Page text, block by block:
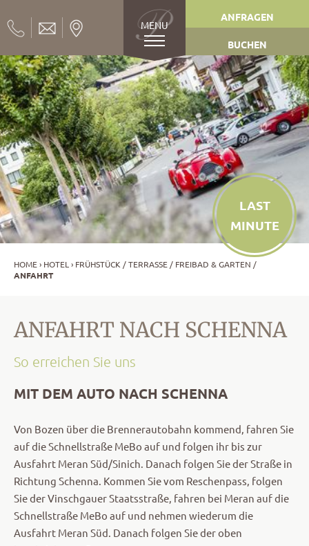
MENU
ANFRAGEN
BUCHEN
LAST
MINUTE
HOME HOTEL FRÜHSTÜCK TERRASSE
FREIBAD & GARTEN
ANFAHRT
ANFAHRT NACH SCHENNA
So erreichen Sie uns
MIT DEM AUTO NACH SCHENNA
Von Bozen über die Brennerautobahn kommend, fahren Sie
auf die Schnellstraße MeBo auf und folgen ihr bis zur
Ausfahrt Meran Süd/Sinich. Danach folgen Sie der Straße in
Richtung Schenna. Kommen Sie vom Reschenpass, folgen
Sie der Vinschgauer Staatsstraße, fahren bei Meran auf die
Schnellstraße MeBo auf und nehmen wiederum die
Ausfahrt Meran Süd. Danach folgen Sie der oben